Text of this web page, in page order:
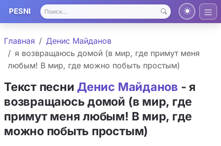
PESNI
Главная
Денис Майданов
я возвращаюсь домой (в мир, где примут меня
любым! В мир, где можно побыть простым)
Текст песниДенис Майданов - я
возвращаюсь домой (в мир, где
примут меня любым! В мир, где
можно побыть простым)